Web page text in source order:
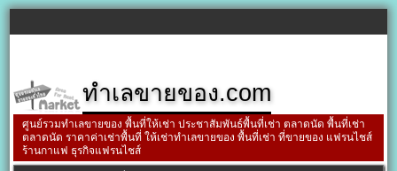
ทำเลขายของ.com
ศูนย์รวมทำเลขายของ พื้นที่ให้เช่า ประชาสัมพันธ์พื้นที่เช่า ตลาดนัด พื้นที่เช่า
ตลาดนัด ราคาค่าเช่าพื้นที่ ให้เช่าทำเลขายของ พื้นที่เช่า ที่ขายของ แฟรนไชส์
ร้านกาแฟ ธุรกิจแฟรนไชส์